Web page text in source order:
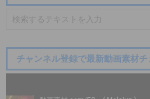
チャンネル登録で最新動画素材